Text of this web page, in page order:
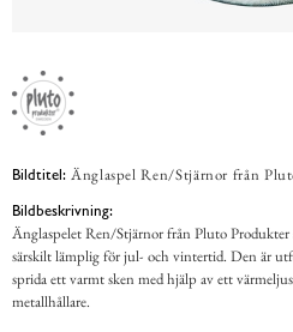
Bildtitel: Änglaspel Ren/Stjärnor från
Bildbeskrivning:
Änglaspelet Ren/Stjärnor från Pluto
särskilt lämplig för jul- och vintertid. Den är
sprida ett varmt sken med hjälp av ett
metallhållare.